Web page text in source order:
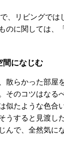
、リビングでは
のに関しては、
間になじむ
散らかった部屋
そのコツはなる
似たような色合
うすると見渡し
んで、全然気に